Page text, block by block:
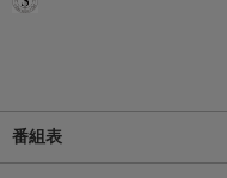
番組表